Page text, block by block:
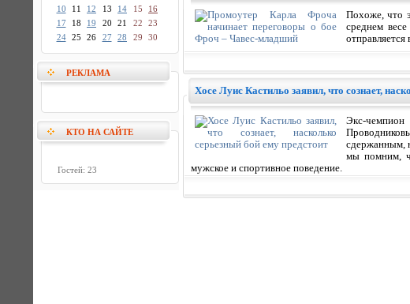
10
11 12 13 14 15
16
17
18 19 20 21 22
23
24
25 26 27 28 29 30
РЕКЛАМА
КТО НА САЙТЕ
Гостей: 23
Похоже, что
среднем
Хосе Луис Кастильо заявил, что сознает,
Экс-чемпион
сдержанным,
мы помним,
мужское и спортивное поведение.